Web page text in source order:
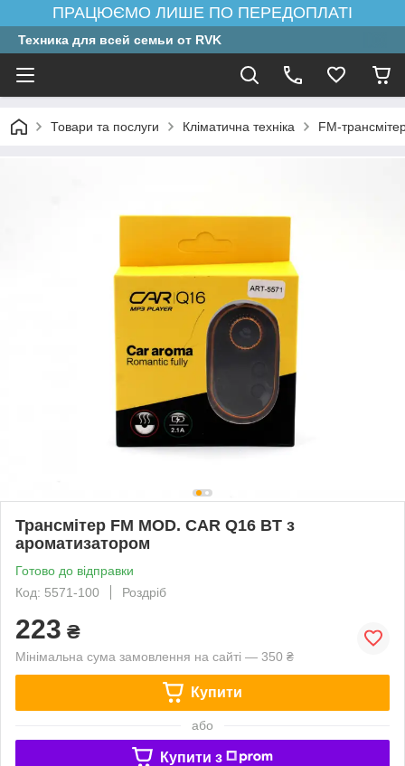
ПРАЦЮЄМО ЛИШЕ ПО ПЕРЕДОПЛАТІ
Техника для всей семьи от RVK
Товари та послуги Кліматична техніка FM-
Трансмітер FM MOD. CAR Q16 BT з
ароматизатором
Готово до відправки
Код: 5571-100
Роздріб
223 ₴
Мінімальна сума замовлення на сайті — 350 ₴
Купити
або
Купити з